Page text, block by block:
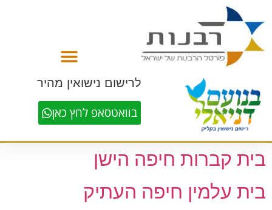
לרישום נישואין מהיר
בוואטסאפ לחץ כאן
בית קברות חיפה הישן
בית עלמין חיפה העתיק